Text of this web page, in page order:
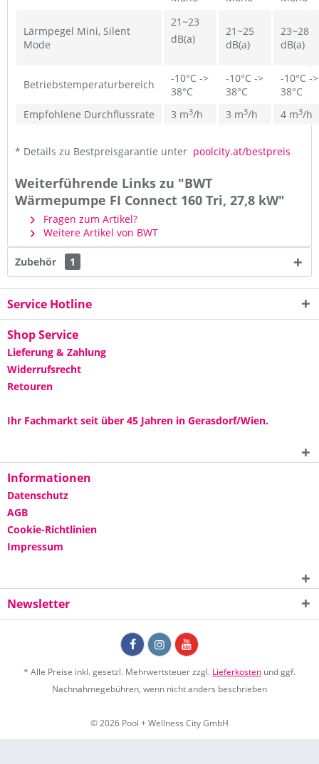
Lärmpegel Mini, Silent
Mode
21~23
dB(a)
21~25
dB(a)
23~28
dB(a)
Betriebstemperaturbereich
-10°C ->
38°C
-10°C ->
38°C
-10°C ->
38°C
Empfohlene Durchflussrate
3 m3/h 3 m3/h 4 m3/h
* Details zu Bestpreisgarantie unter poolcity.at/bestpreis
Weiterführende Links zu "BWT
Wärmepumpe FI Connect 160 Tri, 27,8 kW"
Fragen zum Artikel?
Weitere Artikel von BWT
Zubehör 1
Service Hotline
Shop Service
Lieferung & Zahlung
Widerrufsrecht
Retouren
Ihr Fachmarkt seit über 45 Jahren in Gerasdorf/Wien.
Informationen
Datenschutz
AGB
Cookie-Richtlinien
Impressum
Newsletter
* Alle Preise inkl. gesetzl. Mehrwertsteuer zzgl. Lieferkosten und ggf.
Nachnahmegebühren, wenn nicht anders beschrieben
© 2026 Pool + Wellness City GmbH